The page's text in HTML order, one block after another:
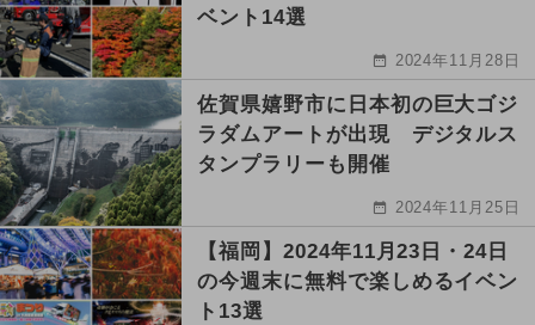
ベント14選
2024年11月28日
佐賀県嬉野市に日本初の巨大ゴジ
ラダムアートが出現 デジタルス
タンプラリーも開催
2024年11月25日
【福岡】2024年11月23日・24日
の今週末に無料で楽しめるイベン
ト13選